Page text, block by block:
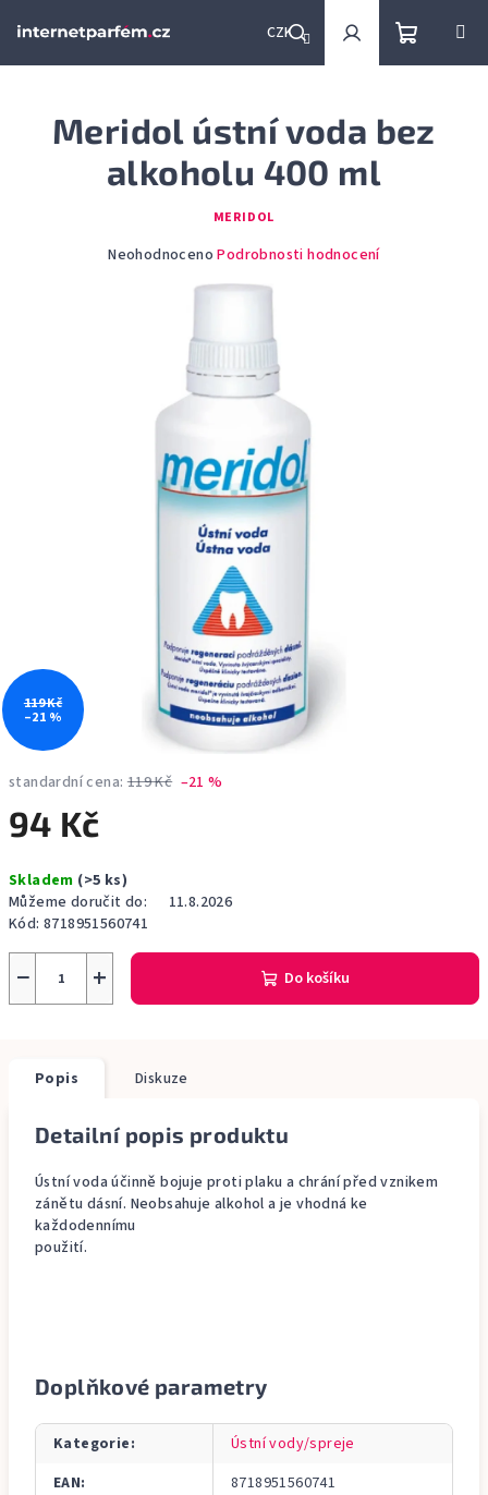
CZK
Hledat PřihlášeníNákupní
košík
standardní cena: 119 Kč –21 %
94 Kč
cena:
Skladem (>5 ks)
Můžeme doručit do:
11.8.2026
Kód: 8718951560741
+
− Do košíku
Meridol ústní voda bez
alkoholu 400 ml
MERIDOL
Průměrné
hvězdiček.
Neohodnoceno Podrobnosti hodnocení
119 Kč
–21 %
Popis Diskuze
Detailní popis produktu
Ústní voda účinně bojuje proti plaku a chrání před vznikem
zánětu dásní. Neobsahuje alkohol a je vhodná ke
každodennímu
použití.
Doplňkové parametry
Kategorie:
Ústní vody/spreje
EAN:
8718951560741